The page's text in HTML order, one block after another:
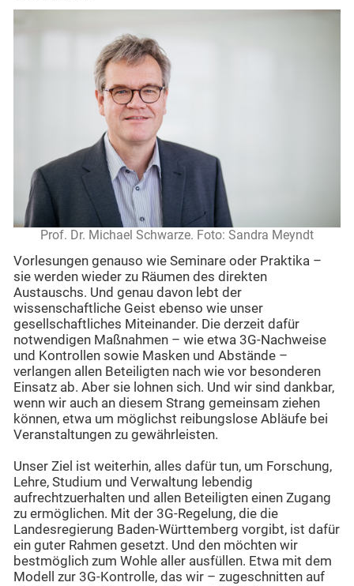
Prof. Dr. Michael Schwarze. Foto: Sandra Meyndt
Vorlesungen genauso wie Seminare oder Praktika –
sie werden wieder zu Räumen des direkten
Austauschs. Und genau davon lebt der
wissenschaftliche Geist ebenso wie unser
gesellschaftliches Miteinander. Die derzeit dafür
notwendigen Maßnahmen – wie etwa 3G-Nachweise
und Kontrollen sowie Masken und Abstände –
verlangen allen Beteiligten nach wie vor besonderen
Einsatz ab. Aber sie lohnen sich. Und wir sind dankbar,
wenn wir auch an diesem Strang gemeinsam ziehen
können, etwa um möglichst reibungslose Abläufe bei
Veranstaltungen zu gewährleisten.
Unser Ziel ist weiterhin, alles dafür tun, um Forschung,
Lehre, Studium und Verwaltung lebendig
aufrechtzuerhalten und allen Beteiligten einen Zugang
zu ermöglichen. Mit der 3G-Regelung, die die
Landesregierung Baden-Württemberg vorgibt, ist dafür
ein guter Rahmen gesetzt. Und den möchten wir
bestmöglich zum Wohle aller ausfüllen. Etwa mit dem
Modell zur 3G-Kontrolle, das wir – zugeschnitten auf